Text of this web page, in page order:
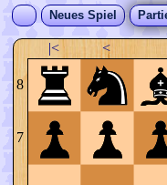
Neues Spiel
|< <
8
7